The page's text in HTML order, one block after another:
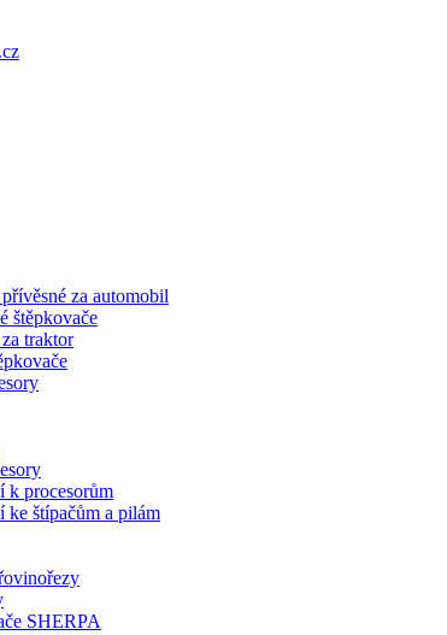
za automobil
štěpkovače
traktor
k procesorům
ke štípačům a pilám
SHERPA